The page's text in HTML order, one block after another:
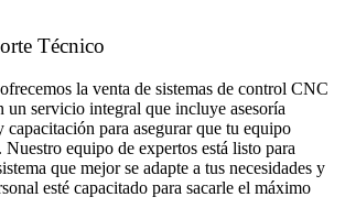
Técnico
la venta de sistemas de control CNC
un servicio integral que incluye asesoría
capacitación para asegurar que tu equipo
equipo de expertos está listo para
que mejor se adapte a tus necesidades y
esté capacitado para sacarle el máximo